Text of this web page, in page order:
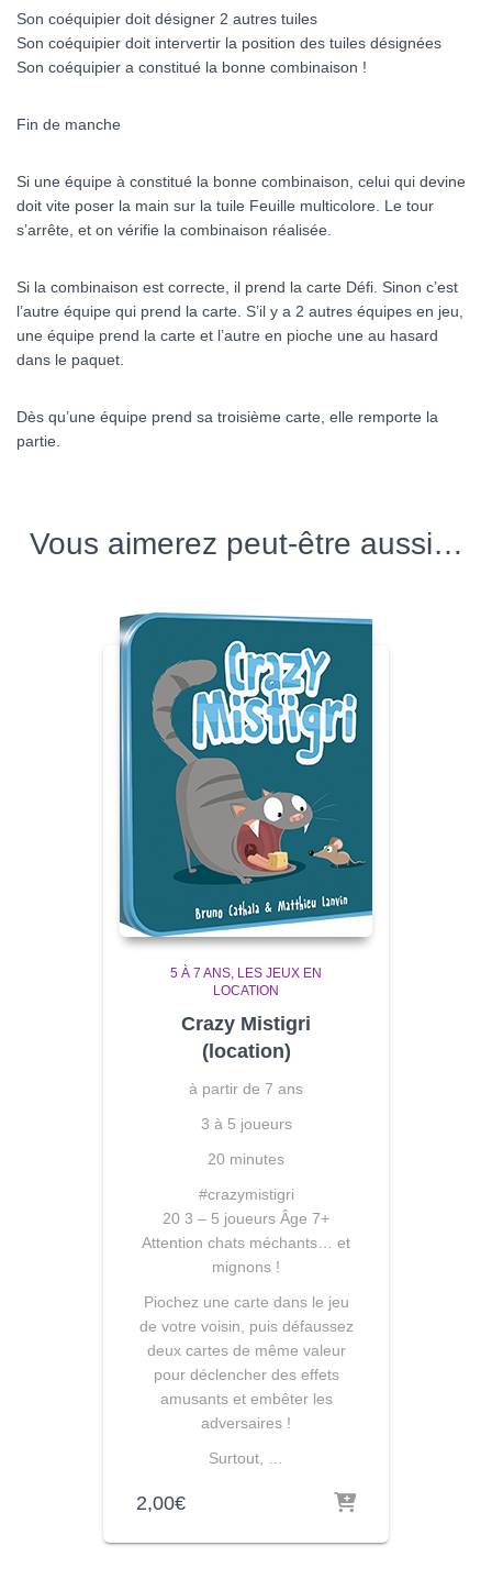
Son coéquipier doit désigner 2 autres tuiles
Son coéquipier doit intervertir la position des tuiles désignées
Son coéquipier a constitué la bonne combinaison !
Fin de manche
Si une équipe à constitué la bonne combinaison, celui qui devine
doit vite poser la main sur la tuile Feuille multicolore. Le tour
s’arrête, et on vérifie la combinaison réalisée.
Si la combinaison est correcte, il prend la carte Défi. Sinon c’est
l’autre équipe qui prend la carte. S’il y a 2 autres équipes en jeu,
une équipe prend la carte et l’autre en pioche une au hasard
dans le paquet.
Dès qu’une équipe prend sa troisième carte, elle remporte la
partie.
Vous aimerez peut-être aussi…
5 À 7 ANS LES JEUX EN
LOCATION
Crazy Mistigri
(location)
à partir de 7 ans
3 à 5 joueurs
20 minutes
#crazymistigri
20 3 – 5 joueurs Âge 7+
Attention chats méchants… et
mignons !
Piochez une carte dans le jeu
de votre voisin, puis défaussez
deux cartes de même valeur
pour déclencher des effets
amusants et embêter les
adversaires !
Surtout, …
2,00€